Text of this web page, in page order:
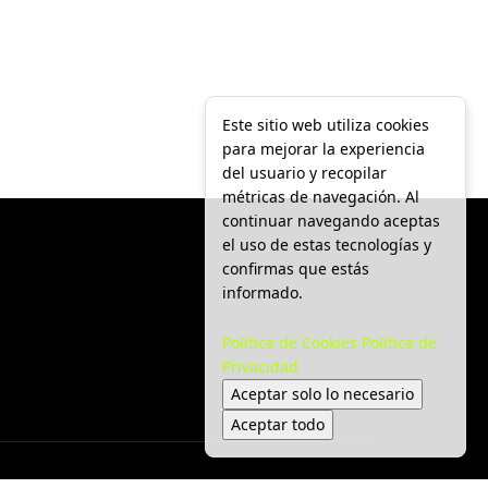
Este sitio web utiliza cookies
para mejorar la experiencia
del usuario y recopilar
métricas de navegación. Al
continuar navegando aceptas
el uso de estas tecnologías y
confirmas que estás
informado.
Política de Cookies Política de
Privacidad
Aceptar solo lo necesario
Aceptar todo